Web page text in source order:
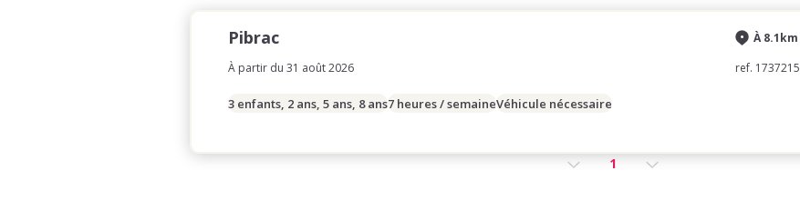
Pibrac
À partir du 31 août 2026
À 8.1km
ref. 1737215
3 enfants, 2 ans, 5 ans, 8 ans7 heures / semaineVéhicule nécessaire
1